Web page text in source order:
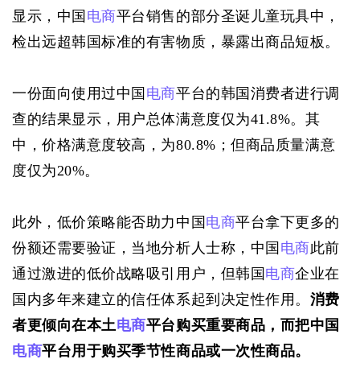
显示，中国 电商平台销售的部分圣诞儿童玩具中，
检出远超韩国标准的有害物质，暴露出商品短板。
一份面向使用过中国 电商平台的韩国消费者进行调
查的结果显示，用户总体满意度仅为41.8%。其
中，价格满意度较高，为80.8%；但商品质量满意
度仅为20%。
此外，低价策略能否助力中国 电商平台拿下更多的
份额还需要验证，当地分析人士称，中国 电商此前
通过激进的低价战略吸引用户，但韩国 电商企业在
国内多年来建立的信任体系起到决定性作用。 消费
者更倾向在本土电商平台购买重要商品，而把中国
电商平台用于购买季节性商品或一次性商品。